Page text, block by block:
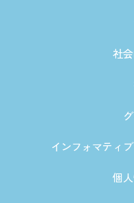
社
インフォマティ
個